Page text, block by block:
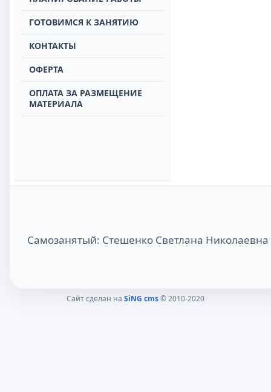
ГОТОВИМСЯ К ЗАНЯТИЮ
КОНТАКТЫ
ОФЕРТА
ОПЛАТА ЗА РАЗМЕЩЕНИЕ
МАТЕРИАЛА
Самозанятый: Стешенко Светлана
Сайт сделан на SiNG cms© 2010-2020